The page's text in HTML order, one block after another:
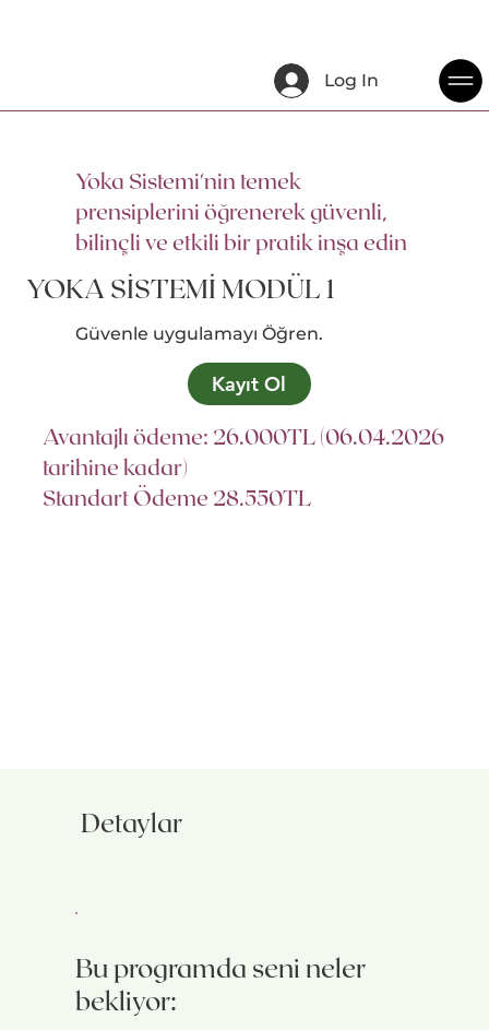
Log In
Yoka Sistemi'nin temek
prensiplerini öğrenerek güvenli,
bilinçli ve etkili bir pratik inşa edin
YOKA SİSTEMİ MODÜL 1
Güvenle uygulamayı Öğren.
Kayıt Ol
Avantajlı ödeme: 26.000TL (06.04.2026
tarihine kadar)
Standart Ödeme 28.550TL
Detaylar
Bu programda seni neler
bekliyor: